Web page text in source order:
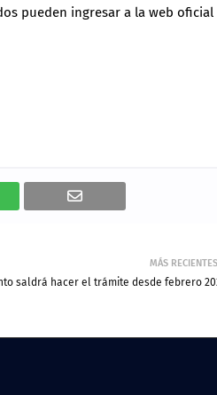
pueden ingresar a la web oficial
MÁS RECIENTES
saldrá hacer el trámite desde febrero